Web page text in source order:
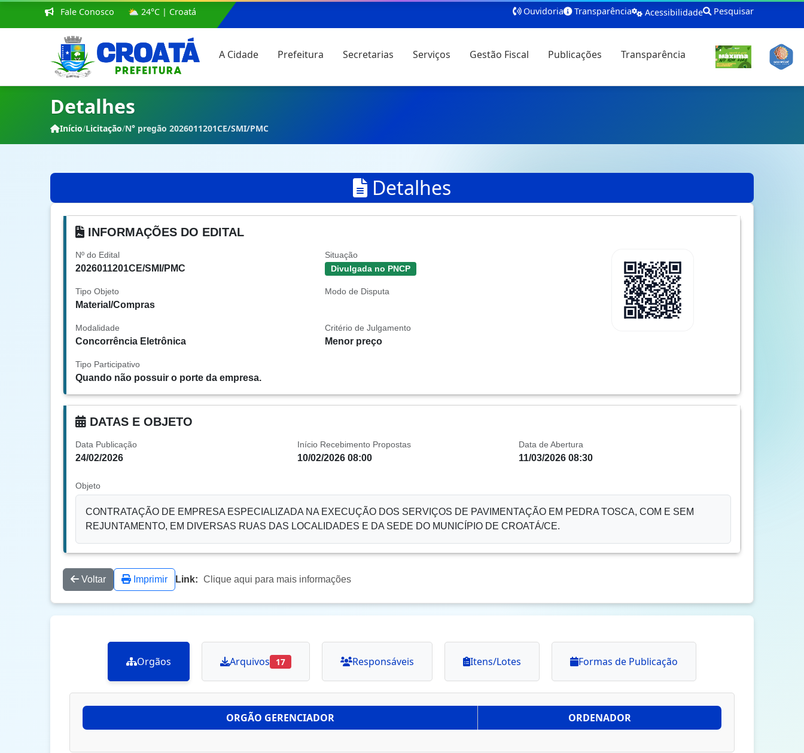
Ouvidoria Transparência Acessibilidade Pesquisar
Fale Conosco ⛅ 24°C | Croatá
A Cidade Prefeitura Secretarias Serviços Gestão Fiscal Publicações Transparência
Detalhes
Início/Licitação/N° pregão 2026011201CE/SMI/PMC
Detalhes
INFORMAÇÕES DO EDITAL
Nº do Edital
2026011201CE/SMI/PMC
Situação
Divulgada no PNCP
Tipo Objeto
Material/Compras
Modo de Disputa
Modalidade
Concorrência Eletrônica
Critério de Julgamento
Menor preço
Tipo Participativo
Quando não possuir o porte da empresa.
DATAS E OBJETO
Data Publicação
24/02/2026
Início Recebimento Propostas
10/02/2026 08:00
Data de Abertura
11/03/2026 08:30
Objeto
CONTRATAÇÃO DE EMPRESA ESPECIALIZADA NA EXECUÇÃO DOS SERVIÇOS DE PAVIMENTAÇÃO EM PEDRA TOSCA, COM E SEM
REJUNTAMENTO, EM DIVERSAS RUAS DAS LOCALIDADES E DA SEDE DO MUNICÍPIO DE CROATÁ/CE.
Voltar Imprimir Link: Clique aqui para mais informações
Orgãos Arquivos 17 Responsáveis Itens/Lotes Formas de Publicação
ORGÃO GERENCIADOR ORDENADOR